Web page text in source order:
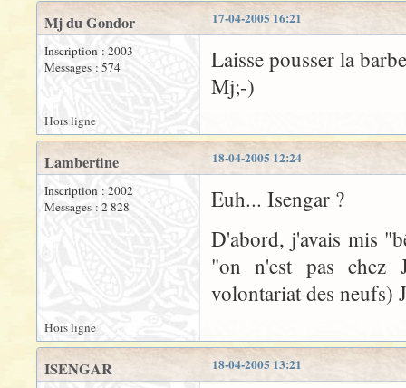
17-04-2005 16:21
Mj du Gondor
Inscription : 2003
Messages : 574
Laisse pousser la
Mj;-)
Hors ligne
18-04-2005 12:24
Lambertine
Inscription : 2002
Messages : 2 828
Euh... Isengar ?
D'abord, j'avais mis
"on n'est pas chez
volontariat des neufs)
Hors ligne
18-04-2005 13:21
ISENGAR